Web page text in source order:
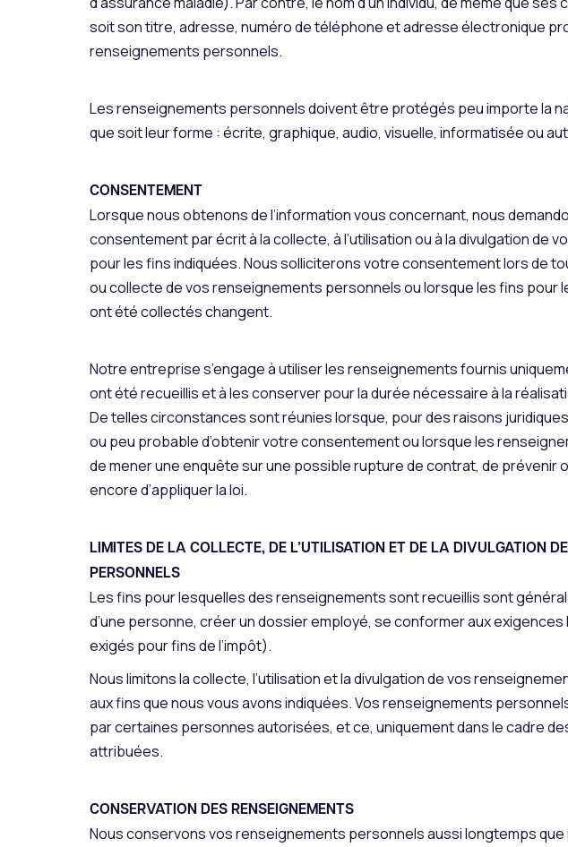
soit son titre, adresse, numéro de téléphone et adresse électronique
renseignements personnels.
Les renseignements personnels doivent être protégés peu importe la
que soit leur forme : écrite, graphique, audio, visuelle, informatisée ou
CONSENTEMENT
Lorsque nous obtenons de l’information vous concernant, nous
consentement par écrit à la collecte, à l’utilisation ou à la divulgation de
pour les fins indiquées. Nous solliciterons votre consentement lors de
ou collecte de vos renseignements personnels ou lorsque les fins pour
ont été collectés changent.
Notre entreprise s’engage à utiliser les renseignements fournis
ont été recueillis et à les conserver pour la durée nécessaire à la
De telles circonstances sont réunies lorsque, pour des raisons
ou peu probable d’obtenir votre consentement ou lorsque les
de mener une enquête sur une possible rupture de contrat, de prévenir
encore d’appliquer la loi.
LIMITES DE LA COLLECTE, DE L’UTILISATION ET DE LA DIVULGATION
PERSONNELS
Les fins pour lesquelles des renseignements sont recueillis sont
d’une personne, créer un dossier employé, se conformer aux
exigés pour fins de l’impôt).
Nous limitons la collecte, l’utilisation et la divulgation de vos
aux fins que nous vous avons indiquées. Vos renseignements
par certaines personnes autorisées, et ce, uniquement dans le cadre
attribuées.
CONSERVATION DES RENSEIGNEMENTS
Nous conservons vos renseignements personnels aussi longtemps